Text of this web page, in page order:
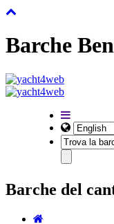
Barche
Barche del